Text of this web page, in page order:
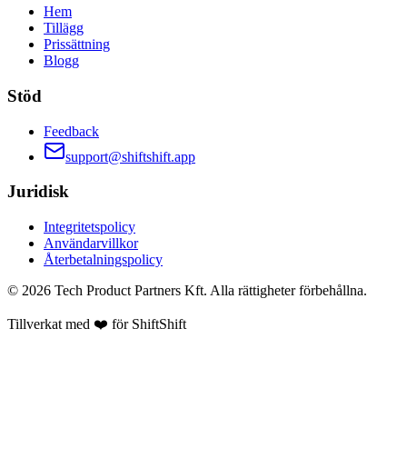
Hem
Tillägg
Prissättning
Blogg
Stöd
Feedback
support@shiftshift.app
Juridisk
Integritetspolicy
Användarvillkor
Återbetalningspolicy
© 2026 Tech Product Partners Kft. Alla rättigheter förbehållna.
Tillverkat med ❤️ för ShiftShift